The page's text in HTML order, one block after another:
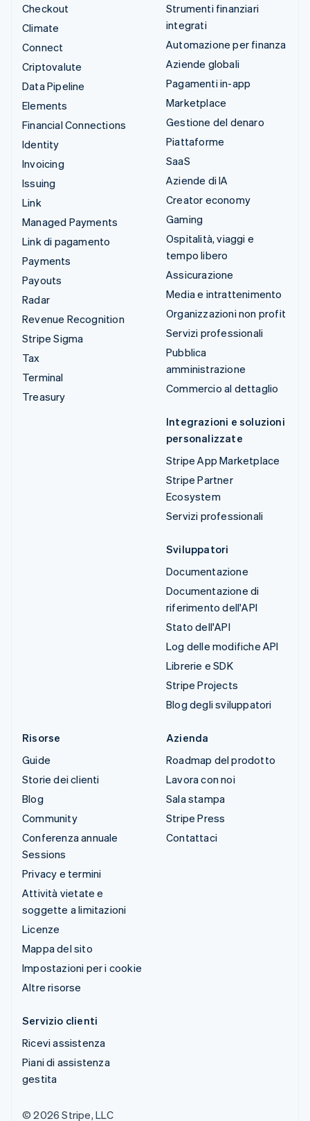
Checkout
Climate
Connect
Criptovalute
Data Pipeline
Elements
Financial Connections
Identity
Invoicing
Issuing
Link
Managed Payments
Link di pagamento
Payments
Payouts
Radar
Revenue Recognition
Stripe Sigma
Tax
Terminal
Treasury
Strumenti finanziari
integrati
Automazione per finanza
Aziende globali
Pagamenti in-app
Marketplace
Gestione del denaro
Piattaforme
SaaS
Aziende di IA
Creator economy
Gaming
Ospitalità, viaggi e
tempo libero
Assicurazione
Media e intrattenimento
Organizzazioni non profit
Servizi professionali
Pubblica
amministrazione
Commercio al dettaglio
Integrazioni e soluzioni
personalizzate
Stripe App Marketplace
Stripe Partner
Ecosystem
Servizi professionali
Sviluppatori
Documentazione
Documentazione di
riferimento dell'API
Stato dell'API
Log delle modifiche API
Librerie e SDK
Stripe Projects
Blog degli sviluppatori
Risorse
Guide
Storie dei clienti
Blog
Community
Conferenza annuale
Sessions
Privacy e termini
Attività vietate e
soggette a limitazioni
Licenze
Mappa del sito
Impostazioni per i cookie
Altre risorse
Azienda
Roadmap del prodotto
Lavora con noi
Sala stampa
Stripe Press
Contattaci
Servizio clienti
Ricevi assistenza
Piani di assistenza
gestita
© 2026 Stripe, LLC